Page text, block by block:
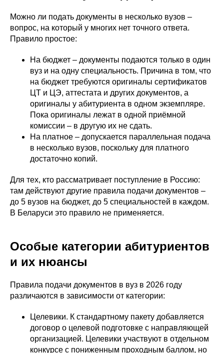
Можно ли подать документы в несколько вузов –
вопрос, на который у многих нет точного ответа.
Правило простое:
На бюджет – документы подаются только в один
вуз и на одну специальность. Причина в том, что
на бюджет требуются оригиналы сертификатов
ЦТ и ЦЭ, аттестата и других документов, а
оригиналы у абитуриента в одном экземпляре.
Пока оригиналы лежат в одной приёмной
комиссии – в другую их не сдать.
На платное – допускается параллельная подача
в несколько вузов, поскольку для платного
достаточно копий.
Для тех, кто рассматривает поступление в Россию:
там действуют другие правила подачи документов –
до 5 вузов на бюджет, до 5 специальностей в каждом.
В Беларуси это правило не применяется.
Особые категории абитуриентов
и их нюансы
Правила подачи документов в вуз в 2026 году
различаются в зависимости от категории:
Целевики. К стандартному пакету добавляется
договор о целевой подготовке с направляющей
организацией. Целевики участвуют в отдельном
конкурсе с пониженным проходным баллом, но